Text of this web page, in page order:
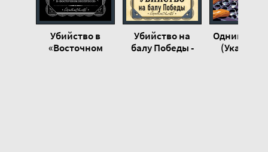
Убийство в
«Восточном
Убийство на
балу Победы -
Одним